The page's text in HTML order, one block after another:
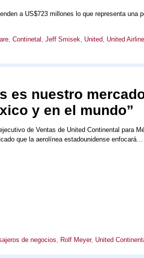
a US$723 millones lo que representa una
, Continetal , Jeff Smisek, United, United
es nuestro
y en el mundo”
de Ventas de United Continental para
que la aerolínea estadounidense enfocará…
de negocios, Rolf Meyer, United